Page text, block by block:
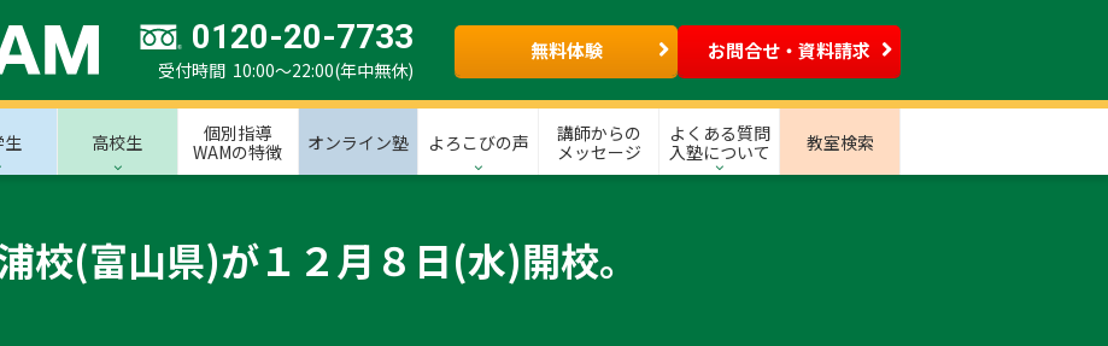
0120-20-7733
受付時間 10:00～22:00(年中無休)
無料体験 お問合せ・資料請求
生 高校生
個別指導
WAMの特徴
オンライン塾 よろこびの声
講師からの
メッセージ
よくある質問
入塾について
教室検索
校(富山県)が１２月８日(水)開校。